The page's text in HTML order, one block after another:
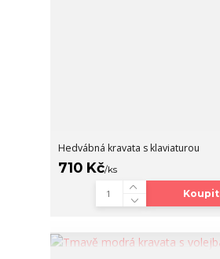
Hedvábná kravata s klaviaturou
710 Kč/ks
Koupit